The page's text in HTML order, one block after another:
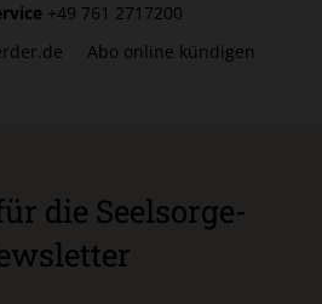
+49 761 2717200
Abo online kündigen
die Seelsorge-